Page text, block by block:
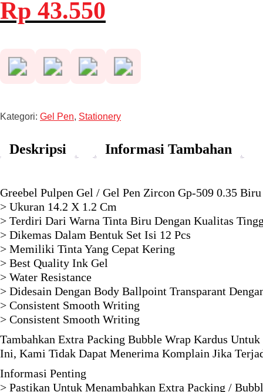
aslinya
adalah:
Rp 43.550ini
Kategori: Gel Pen, Stationery
Deskripsi Informasi Tambahan
Greebel Pulpen Gel / Gel Pen Zircon Gp-509 0.35
> Ukuran 14.2 X 1.2 Cm
> Terdiri Dari Warna Tinta Biru Dengan Kualitas
> Dikemas Dalam Bentuk Set Isi 12 Pcs
> Memiliki Tinta Yang Cepat Kering
> Best Quality Ink Gel
> Water Resistance
> Didesain Dengan Body Ballpoint Transparant
> Consistent Smooth Writing
> Consistent Smooth Writing
Tambahkan Extra Packing Bubble Wrap Kardus
Ini, Kami Tidak Dapat Menerima Komplain Jika
Informasi Penting
> Pastikan Untuk Menambahkan Extra Packing /